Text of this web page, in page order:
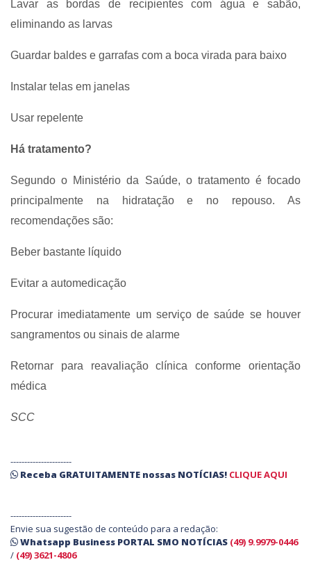
Lavar as bordas de recipientes com água e sabão,
eliminando as larvas
Guardar baldes e garrafas com a boca virada para baixo
Instalar telas em janelas
Usar repelente
Há tratamento?
Segundo o Ministério da Saúde, o tratamento é focado
principalmente na hidratação e no repouso. As
recomendações são:
Beber bastante líquido
Evitar a automedicação
Procurar imediatamente um serviço de saúde se houver
sangramentos ou sinais de alarme
Retornar para reavaliação clínica conforme orientação
médica
SCC
----------------------
Receba GRATUITAMENTE nossas NOTÍCIAS! CLIQUE AQUI
----------------------
Envie sua sugestão de conteúdo para a redação:
Whatsapp Business PORTAL SMO NOTÍCIAS (49) 9.9979-0446
/ (49) 3621-4806